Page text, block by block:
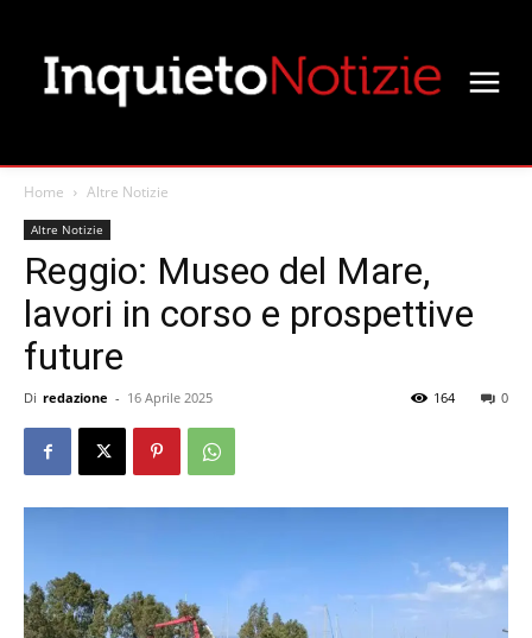
Home Altre Notizie
Altre Notizie
Reggio: Museo del Mare,
lavori in corso e prospettive
future
Di redazione - 16 Aprile 2025 0
164